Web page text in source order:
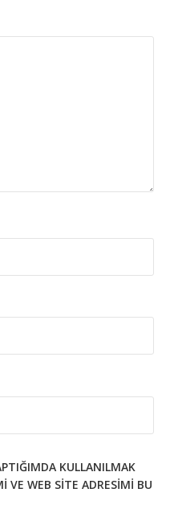
KULLANILMAK
VE WEB SITE ADRESIMI BU